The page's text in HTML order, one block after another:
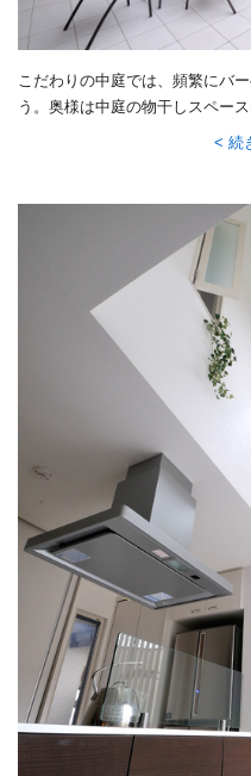
こだわりの中庭では、頻繁にバ
う。奥様は中庭の物干しスペー
く、洗濯がラクになったそうです
続